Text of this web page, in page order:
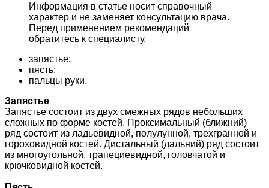
Информация в статье носит справочный
характер и не заменяет консультацию врача.
Перед применением рекомендаций
обратитесь к специалисту.
запястье;
пясть;
пальцы руки.
Запястье
Запястье состоит из двух смежных рядов небольших
сложных по форме костей. Проксимальный (ближний)
ряд состоит из ладьевидной, полулунной, трехгранной и
гороховидной костей. Дистальный (дальний) ряд состоит
из многоугольной, трапециевидной, головчатой и
крючковидной костей.